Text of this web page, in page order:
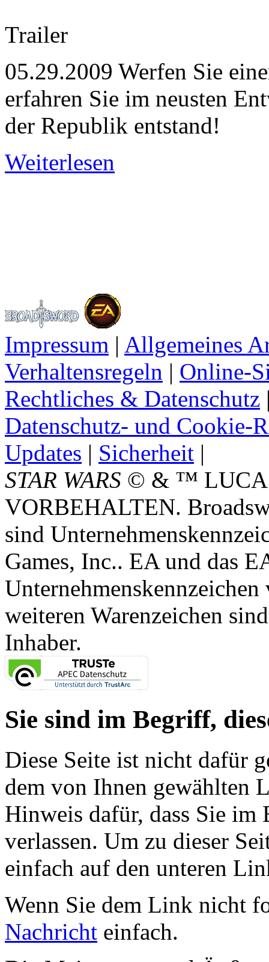
Trailer
05.29.2009 Werfen Sie
erfahren Sie im neusten
der Republik entstand!
Weiterlesen
Impressum | Allgemeines
Verhaltensregeln | Online-
Rechtliches & Datenschutz
Datenschutz- und Cookie-
Updates | Sicherheit |
STAR WARS © & ™
VORBEHALTEN.
sind
Games, Inc.. EA und das
weiteren Warenzeichen
Inhaber.
Sie sind im Begriff,
Diese Seite ist nicht dafür
dem von Ihnen gewählten
Hinweis dafür, dass Sie im
verlassen. Um zu dieser
einfach auf den unteren
Wenn Sie dem Link nicht
Nachricht einfach.